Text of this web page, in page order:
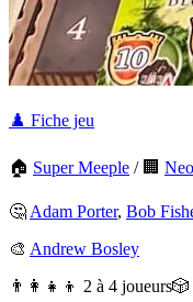
♟️ Fiche jeu
🏠 Super Meeple / 🏢
🤔 Adam Porter, Bob
🎨 Andrew Bosley
👨‍👩‍👧‍👦 2 à 4 joueurs🎲